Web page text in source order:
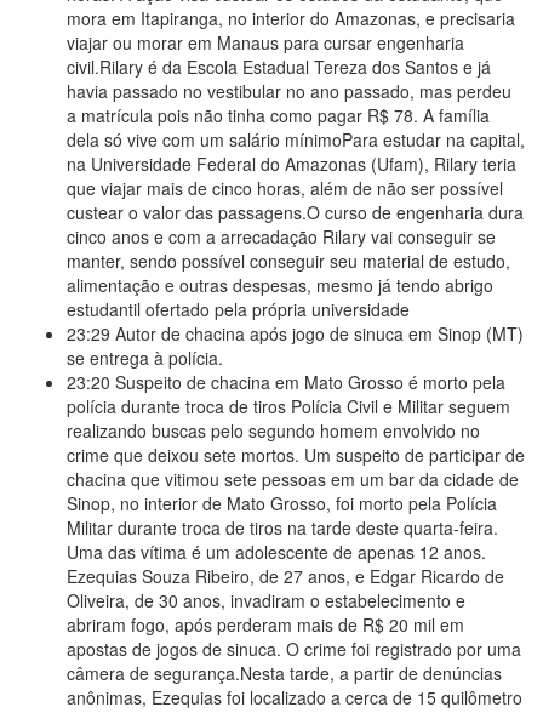
mora em Itapiranga, no interior do Amazonas, e precisaria
viajar ou morar em Manaus para cursar engenharia
civil.Rilary é da Escola Estadual Tereza dos Santos e já
havia passado no vestibular no ano passado, mas perdeu
a matrícula pois não tinha como pagar R$ 78. A família
dela só vive com um salário mínimoPara estudar na capital,
na Universidade Federal do Amazonas (Ufam), Rilary teria
que viajar mais de cinco horas, além de não ser possível
custear o valor das passagens.O curso de engenharia dura
cinco anos e com a arrecadação Rilary vai conseguir se
manter, sendo possível conseguir seu material de estudo,
alimentação e outras despesas, mesmo já tendo abrigo
estudantil ofertado pela própria universidade
23:29 Autor de chacina após jogo de sinuca em Sinop (MT)
se entrega à polícia.
23:20 Suspeito de chacina em Mato Grosso é morto pela
polícia durante troca de tiros Polícia Civil e Militar seguem
realizando buscas pelo segundo homem envolvido no
crime que deixou sete mortos. Um suspeito de participar de
chacina que vitimou sete pessoas em um bar da cidade de
Sinop, no interior de Mato Grosso, foi morto pela Polícia
Militar durante troca de tiros na tarde deste quarta-feira.
Uma das vítima é um adolescente de apenas 12 anos.
Ezequias Souza Ribeiro, de 27 anos, e Edgar Ricardo de
Oliveira, de 30 anos, invadiram o estabelecimento e
abriram fogo, após perderam mais de R$ 20 mil em
apostas de jogos de sinuca. O crime foi registrado por uma
câmera de segurança.Nesta tarde, a partir de denúncias
anônimas, Ezequias foi localizado a cerca de 15 quilômetro